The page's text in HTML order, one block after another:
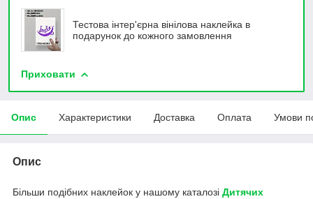
Тестова інтер'єрна вінілова наклейка в
подарунок до кожного замовлення
Приховати
Опис Характеристики Доставка Оплата Умови
Опис
Більши подібних наклейок у нашому каталозі Дитячих